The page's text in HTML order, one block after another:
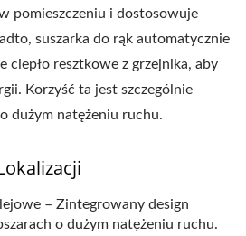
pomieszczeniu i dostosowuje
suszarka do rąk automatycznie
resztkowe z grzejnika, aby
Korzyść ta jest szczególnie
dużym natężeniu ruchu.
– Zintegrowany design
o dużym natężeniu ruchu.